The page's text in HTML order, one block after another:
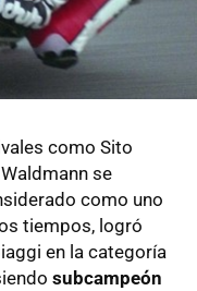
como Sito
se
como uno
tiempos, logró
en la categoría
subcampeón